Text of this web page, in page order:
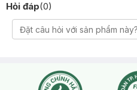
Hỏi đáp(0)